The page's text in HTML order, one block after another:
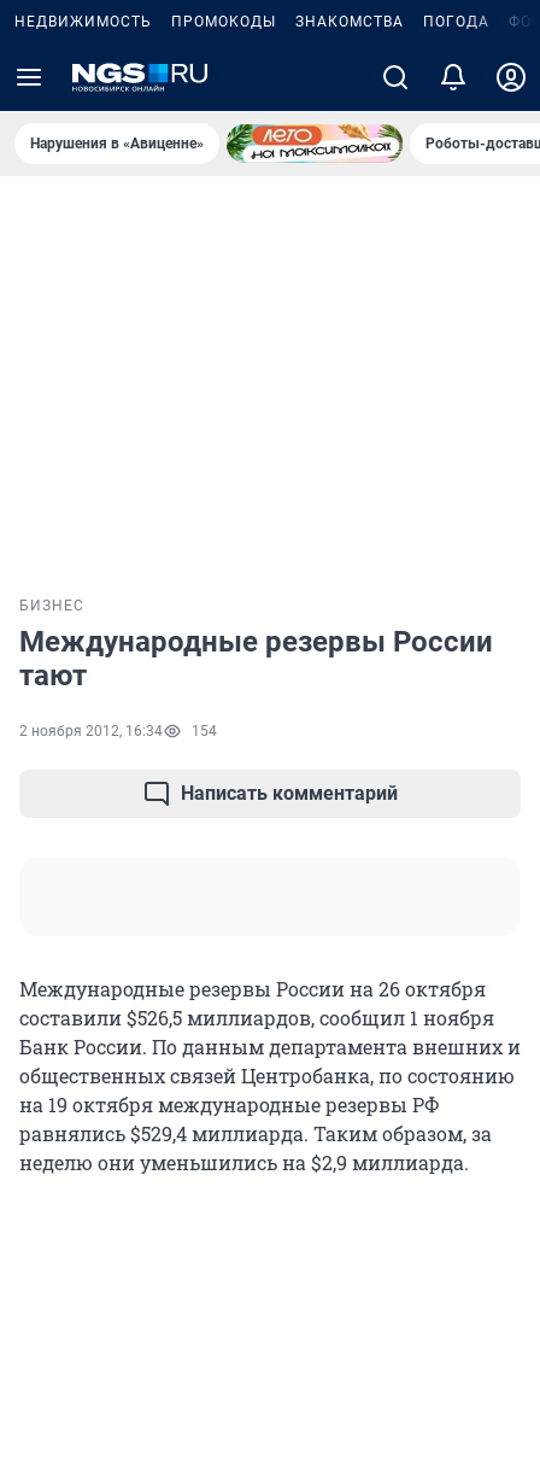
НЕДВИЖИМОСТЬ ПРОМОКОДЫ ЗНАКОМСТВА ПОГОДА
Нарушения в «Авиценне» Роботы-
БИЗНЕС
Международные резервы России
тают
2 ноября 2012, 16:34 154
Написать комментарий
Международные резервы России на 26 октября
составили $526,5 миллиардов, сообщил 1 ноября
Банк России. По данным департамента внешних и
общественных связей Центробанка, по состоянию
на 19 октября международные резервы РФ
равнялись $529,4 миллиарда. Таким образом, за
неделю они уменьшились на $2,9 миллиарда.